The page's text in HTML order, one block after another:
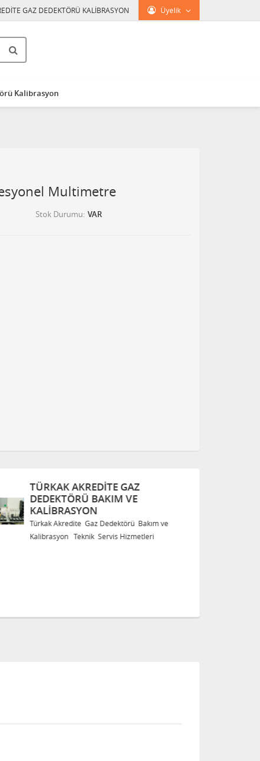
Üyelik
GAZ DEDEKTÖRÜ KALİBRASYON
Kalibrasyon
Multimetre
Stok Durumu VAR
TÜRKAK AKREDITE GAZ
DEDEKTÖRÜ BAKIM VE
KALIBRASYON
Türkak Akredite Gaz Dedektörü Bakım ve
Kalibrasyon Teknik Servis Hizmetleri